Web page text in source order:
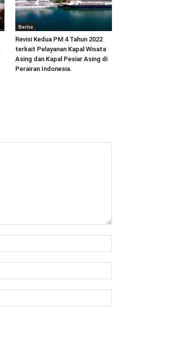
Berita
Revisi Kedua PM 4 Tahun 2022
terkait Pelayanan Kapal Wisata
Asing dan Kapal Pesiar Asing di
Perairan Indonesia.